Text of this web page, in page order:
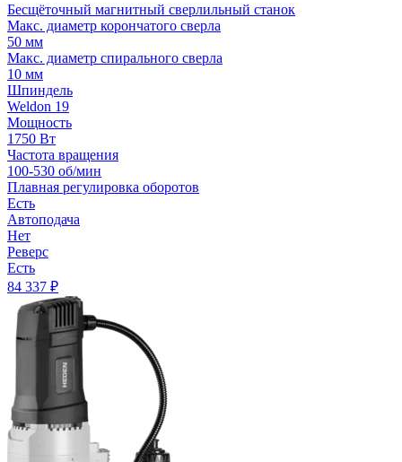
Бесщёточный магнитный сверлильный станок
Макс. диаметр корончатого сверла
50 мм
Макс. диаметр спирального сверла
10 мм
Шпиндель
Weldon 19
Мощность
1750 Вт
Частота вращения
100-530 об/мин
Плавная регулировка оборотов
Есть
Автоподача
Нет
Реверс
Есть
84 337 ₽